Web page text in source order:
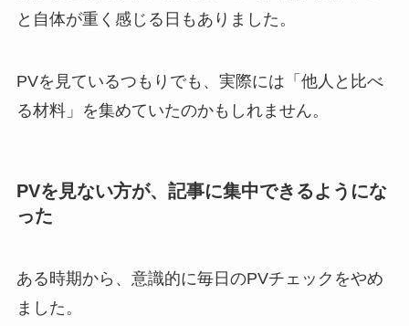
と自体が重く感じる日もありました。
PVを見ているつもりでも、実際には「他人と比べ
る材料」を集めていたのかもしれません。
PVを見ない方が、記事に集中できるようにな
った
ある時期から、意識的に毎日のPVチェックをやめ
ました。